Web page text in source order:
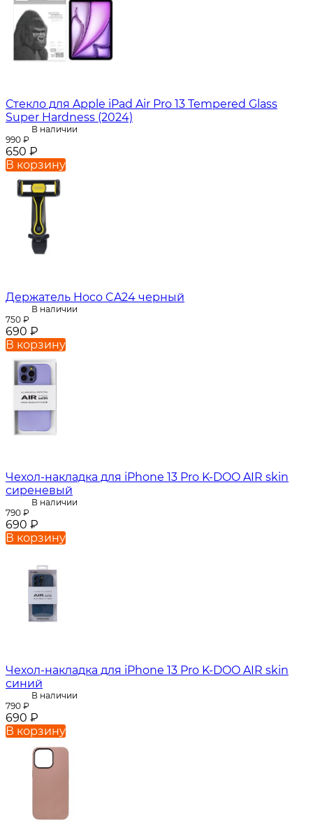
Стекло для Apple iPad Air Pro 13 Tempered Glass
Super Hardness (2024)
В наличии
990 ₽
650 ₽
В корзину
Держатель Hoco CA24 черный
В наличии
750 ₽
690 ₽
В корзину
Чехол-накладка для iPhone 13 Pro K-DOO AIR skin
сиреневый
В наличии
790 ₽
690 ₽
В корзину
Чехол-накладка для iPhone 13 Pro K-DOO AIR skin
синий
В наличии
790 ₽
690 ₽
В корзину